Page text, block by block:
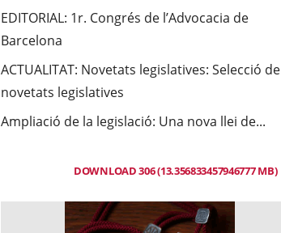
EDITORIAL: 1r. Congrés de l’Advocacia de
Barcelona
ACTUALITAT: Novetats legislatives: Selecció de
novetats legislatives
Ampliació de la legislació: Una nova llei de...
DOWNLOAD 306 (13.356833457946777 MB)